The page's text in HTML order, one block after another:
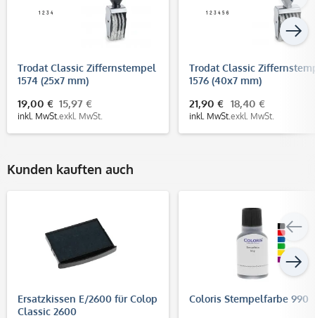
Trodat Classic Ziffernstempel
1574 (25x7 mm)
19,00 €
inkl. MwSt.
15,97 €
exkl. MwSt.
Trodat Classic
1576 (40x7 mm)
21,90 €
inkl. MwSt.
18,40 €
exkl. MwSt.
Kunden kauften auch
Ersatzkissen E/2600 für Colop
Classic 2600
Coloris Stempelfarbe 990